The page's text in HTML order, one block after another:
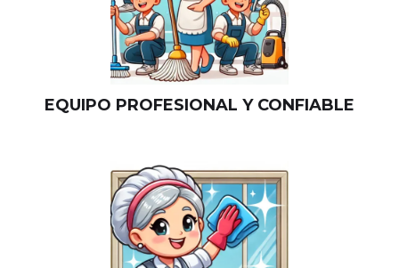
EQUIPO PROFESIONAL Y CONFIABLE